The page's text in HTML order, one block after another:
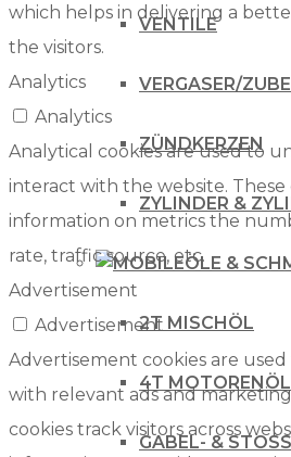
VENTILE
VERGASER/
ZÜNDKERZEN
ZYLINDER &
ÖLE &
2T MISCHÖL
4T MOTORENÖL
GABEL- &
which helps in delivering a
the visitors.
Analytics
Analytics
Analytical cookies are used to
interact with the website.
information on metrics the
rate, traffic source, etc.
Advertisement
Advertisement
Advertisement cookies are
with relevant ads and
cookies track visitors across